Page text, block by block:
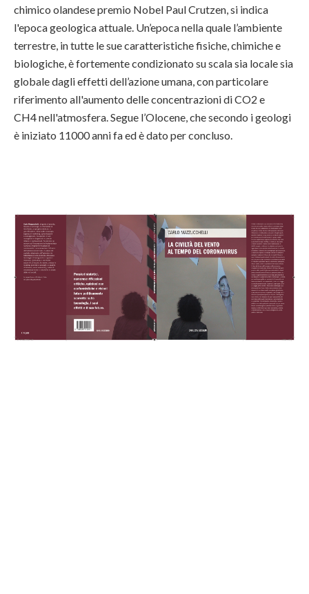
chimico olandese premio Nobel Paul Crutzen, si indica
l'epoca geologica attuale. Un’epoca nella quale l’ambiente
terrestre, in tutte le sue caratteristiche fisiche, chimiche e
biologiche, è fortemente condizionato su scala sia locale sia
globale dagli effetti dell’azione umana, con particolare
riferimento all'aumento delle concentrazioni di CO2 e
CH4 nell'atmosfera. Segue l’Olocene, che secondo i geologi
è iniziato 11000 anni fa ed è dato per concluso.